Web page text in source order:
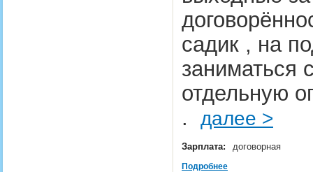
садик , на
заниматься
отдельную
. далее >
Зарплата: договорная
Подробнее